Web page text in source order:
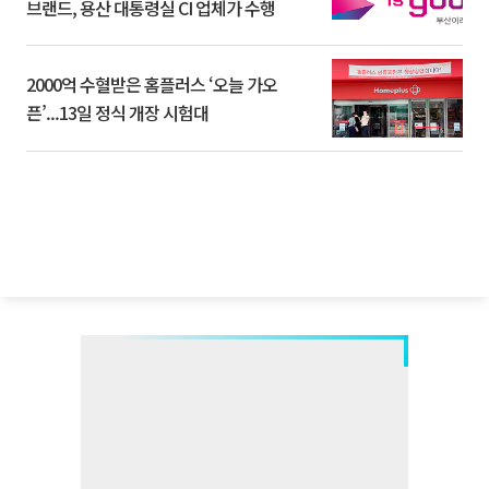
브랜드, 용산 대통령실 CI 업체가 수행
2000억 수혈받은 홈플러스 ‘오늘 가오
픈’...13일 정식 개장 시험대